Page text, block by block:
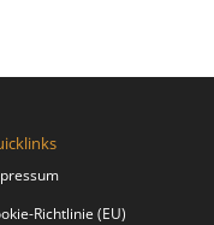
Richtlinie (EU)